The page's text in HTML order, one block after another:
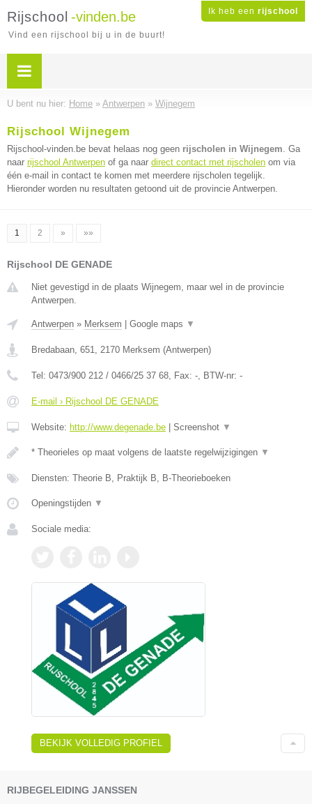
Ik heb een rijschool
Rijschool -vinden.be
Vind een rijschool bij u in de buurt!
U bent nu hier: Home » Antwerpen » Wijnegem
Rijschool Wijnegem
Rijschool-vinden.be bevat helaas nog geen rijscholen in Wijnegem. Ga
naar rijschool Antwerpen of ga naar direct contact met rijscholen om via
één e-mail in contact te komen met meerdere rijscholen tegelijk.
Hieronder worden nu resultaten getoond uit de provincie Antwerpen.
1 2 » »»
Rijschool DE GENADE
Niet gevestigd in de plaats Wijnegem, maar wel in de provincie
Antwerpen.
Antwerpen » Merksem Google maps ▼
Bredabaan, 651, 2170 Merksem (Antwerpen)
Tel: 0473/900 212 / 0466/25 37 68, Fax: -, BTW-nr: -
E-mail › Rijschool DE GENADE
Website: http://www.degenade.be Screenshot ▼
* Theorieles op maat volgens de laatste regelwijzigingen ▼
Diensten: Theorie B, Praktijk B, B-Theorieboeken
Openingstijden ▼
Sociale media:
BEKIJK VOLLEDIG PROFIEL
RIJBEGELEIDING JANSSEN